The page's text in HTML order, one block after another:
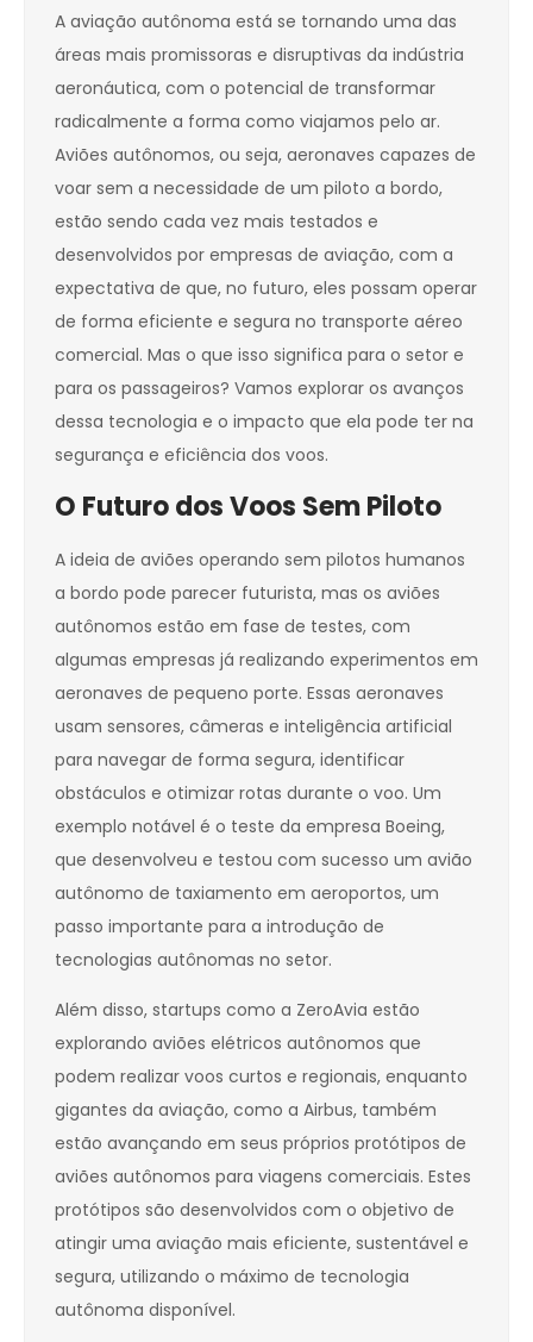
A aviação autônoma está se tornando uma das
áreas mais promissoras e disruptivas da indústria
aeronáutica, com o potencial de transformar
radicalmente a forma como viajamos pelo ar.
Aviões autônomos, ou seja, aeronaves capazes de
voar sem a necessidade de um piloto a bordo,
estão sendo cada vez mais testados e
desenvolvidos por empresas de aviação, com a
expectativa de que, no futuro, eles possam operar
de forma eficiente e segura no transporte aéreo
comercial. Mas o que isso significa para o setor e
para os passageiros? Vamos explorar os avanços
dessa tecnologia e o impacto que ela pode ter na
segurança e eficiência dos voos.
O Futuro dos Voos Sem Piloto
A ideia de aviões operando sem pilotos humanos
a bordo pode parecer futurista, mas os aviões
autônomos estão em fase de testes, com
algumas empresas já realizando experimentos em
aeronaves de pequeno porte. Essas aeronaves
usam sensores, câmeras e inteligência artificial
para navegar de forma segura, identificar
obstáculos e otimizar rotas durante o voo. Um
exemplo notável é o teste da empresa Boeing,
que desenvolveu e testou com sucesso um avião
autônomo de taxiamento em aeroportos, um
passo importante para a introdução de
tecnologias autônomas no setor.
Além disso, startups como a ZeroAvia estão
explorando aviões elétricos autônomos que
podem realizar voos curtos e regionais, enquanto
gigantes da aviação, como a Airbus, também
estão avançando em seus próprios protótipos de
aviões autônomos para viagens comerciais. Estes
protótipos são desenvolvidos com o objetivo de
atingir uma aviação mais eficiente, sustentável e
segura, utilizando o máximo de tecnologia
autônoma disponível.